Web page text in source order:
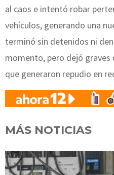
al caos e intentó robar
vehículos, generando una
terminó sin detenidos ni
momento, pero dejó graves
que generaron repudio en
MÁS NOTICIAS